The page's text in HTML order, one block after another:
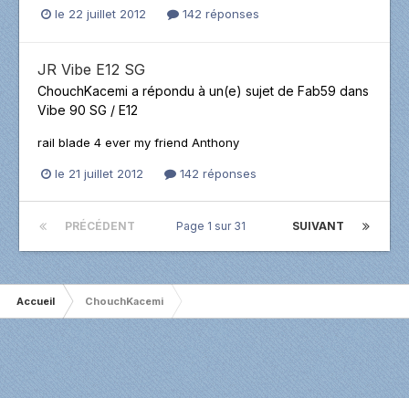
le 22 juillet 2012 142 réponses
JR Vibe E12 SG
ChouchKacemi a répondu à un(e) sujet de Fab59 dans
Vibe 90 SG / E12
rail blade 4 ever my friend Anthony
le 21 juillet 2012 142 réponses
PRÉCÉDENT SUIVANT
Page 1 sur 31
Accueil ChouchKacemi